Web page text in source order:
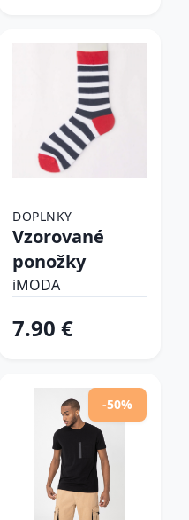
DOPLNKY
Vzorované
ponožky
iMODA
7.90 €
-50%